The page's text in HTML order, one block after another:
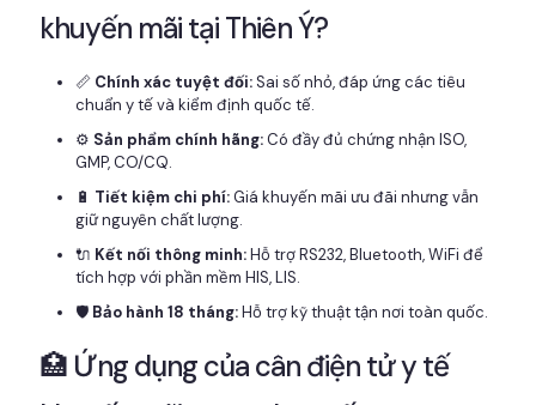
khuyến mãi tại Thiên Ý?
📏 Chính xác tuyệt đối:Sai số nhỏ, đáp ứng các tiêu
chuẩn y tế và kiểm định quốc tế.
⚙️ Sản phẩm chính hãng:Có đầy đủ chứng nhận ISO,
GMP, CO/CQ.
🔋 Tiết kiệm chi phí:Giá khuyến mãi ưu đãi nhưng vẫn
giữ nguyên chất lượng.
🔌 Kết nối thông minh:Hỗ trợ RS232, Bluetooth, WiFi để
tích hợp với phần mềm HIS, LIS.
🛡️ Bảo hành 18 tháng:Hỗ trợ kỹ thuật tận nơi toàn quốc.
🏥 Ứng dụng của cân điện tử y tế